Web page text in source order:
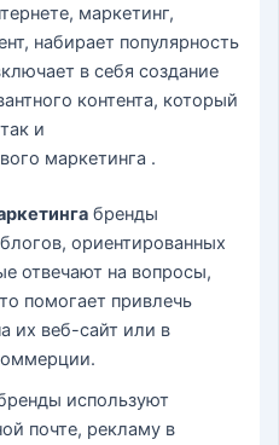
маркетинг,
набирает популярность
в себя создание
контента, который
и
маркетинга .
бренды
ориентированных
отвечают на вопросы,
помогает привлечь
их веб-сайт или в
используют
почте, рекламу в